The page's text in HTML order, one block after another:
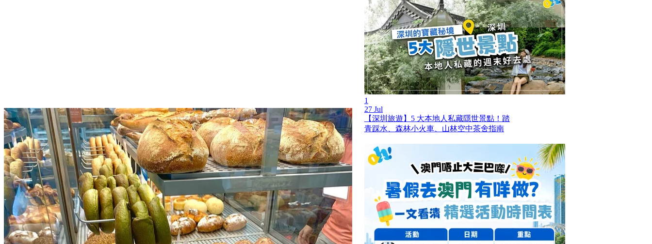
1
27 Jul
【深圳旅遊】5 大本地人私藏隱世景點！踏
青踩水、森林小火車、山林空中茶舍指南